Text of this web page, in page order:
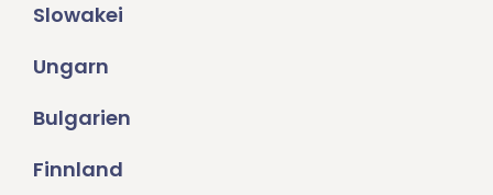
Slowakei
Ungarn
Bulgarien
Finnland